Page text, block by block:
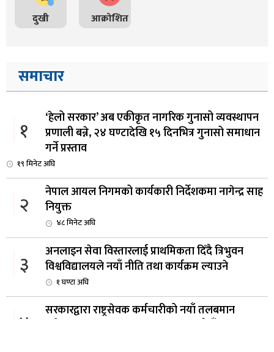
दुखी आक्रोशित
समाचार
१
‘हेलो सरकार’ अब एकीकृत नागरिक गुनासो व्यवस्थापन
प्रणाली बन्ने, २४ घण्टादेखि १५ दिनभित्र गुनासो समाधान
गर्ने प्रस्ताव
१९ मिनेट अघि
२
नेपाल आयल निगमको कार्यकारी निर्देशकमा नागेन्द्र साह
नियुक्त
४८ मिनेट अघि
३
अनलाइन सेवा विस्तारलाई प्राथमिकता दिँदै त्रिभुवन
विश्वविद्यालयले नयाँ नीति तथा कार्यक्रम ल्याउने
१ घण्टा अघि
४
सरकारद्वारा राष्ट्रसेवक कर्मचारीको नयाँ तलबमान